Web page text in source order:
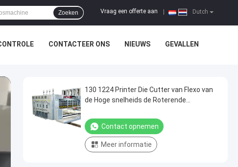
Dutch
Vraag een offerte aan
Zoeken
CONTACTEER ONS NIEUWS GEVALLEN
130 1224 Printer Die Cutter van Flexo van
de Hoge snelheids de Roterende
Contact opnemen
Meer informatie